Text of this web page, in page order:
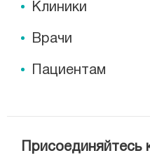
Клиники
Врачи
Пациентам
Присоединяйтесь